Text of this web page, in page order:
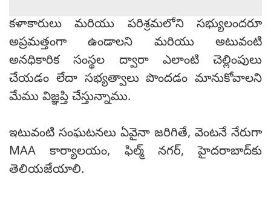
కళాకారులు మరియు పరిశ్రమలోని సభ్యులందరూ
అప్రమత్తంగా ఉండాలని మరియు అటువంటి
అనధికారిక సంస్థల ద్వారా ఎలాంటి చెల్లింపులు
చేయడం లేదా సభ్యత్వాలు పొందడం మానుకోవాలని
మేము విజ్ఞప్తి చేస్తున్నాము.
ఇటువంటి సంఘటనలు ఏవైనా జరిగితే, వెంటనే నేరుగా
MAA కార్యాలయం, ఫిల్మ్ నగర్, హైదరాబాద్‌కు
తెలియజేయాలి.